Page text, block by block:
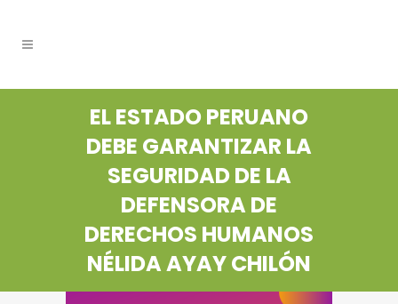
EL ESTADO PERUANO
DEBE GARANTIZAR LA
SEGURIDAD DE LA
DEFENSORA DE
DERECHOS HUMANOS
NÉLIDA AYAY CHILÓN